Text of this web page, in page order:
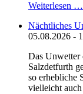
Weiterlesen …
Nächtliches
05.08.2026 -
Das Unwetter
Salzdetfurth
so erhebliche
vielleicht auch